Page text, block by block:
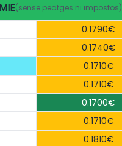
(sense peatges ni impostos)
0.1790€
0.1740€
0.1710€
0.1710€
0.1700€
0.1710€
0.1810€